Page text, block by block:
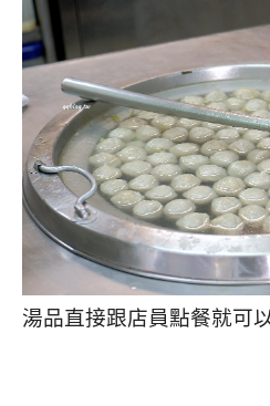
湯品直接跟店員點餐就可